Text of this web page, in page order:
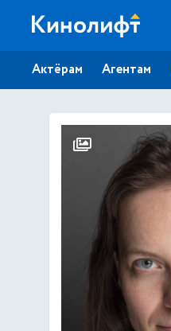
Актёрам Агентам